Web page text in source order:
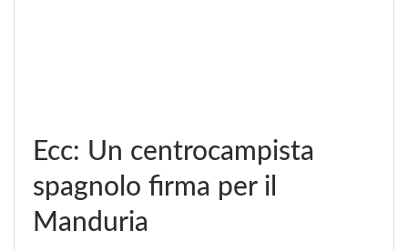
Ecc: Un centrocampista
spagnolo firma per il
Manduria